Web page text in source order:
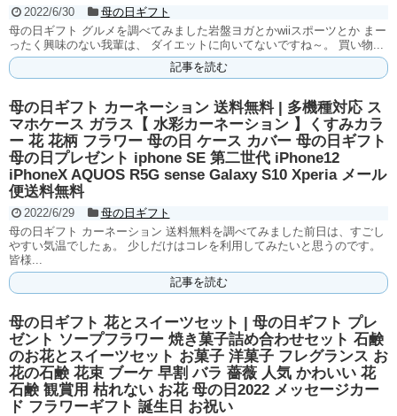
2022/6/30
母の日ギフト
母の日ギフト グルメを調べてみました岩盤ヨガとかwiiスポーツとか まー
ったく興味のない我輩は、 ダイエットに向いてないですね～。 買い物...
記事を読む
母の日ギフト カーネーション 送料無料 | 多機種対応 ス
マホケース ガラス【 水彩カーネーション 】くすみカラ
ー 花 花柄 フラワー 母の日 ケース カバー 母の日ギフト
母の日プレゼント iphone SE 第二世代 iPhone12
iPhoneX AQUOS R5G sense Galaxy S10 Xperia メール
便送料無料
2022/6/29
母の日ギフト
母の日ギフト カーネーション 送料無料を調べてみました前日は、すごし
やすい気温でしたぁ。 少しだけはコレを利用してみたいと思うのです。
皆様...
記事を読む
母の日ギフト 花とスイーツセット | 母の日ギフト プレ
ゼント ソープフラワー 焼き菓子詰め合わせセット 石鹸
のお花とスイーツセット お菓子 洋菓子 フレグランス お
花の石鹸 花束 ブーケ 早割 バラ 薔薇 人気 かわいい 花
石鹸 観賞用 枯れない お花 母の日2022 メッセージカー
ド フラワーギフト 誕生日 お祝い